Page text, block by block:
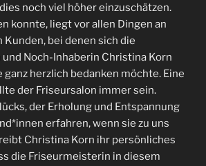
noch viel höher einzuschätzen.
konnte, liegt vor allen Dingen an
bei denen sich die
Noch-Inhaberin Christina Korn
ganz herzlich bedanken möchte. Eine
der Friseursalon immer sein.
der Erholung und Entspannung
erfahren, wenn sie zu uns
Christina Korn ihr persönliches
die Friseurmeisterin in diesem